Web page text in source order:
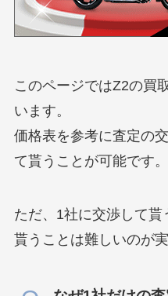
このページではZ2の買
います。
価格表を参考に査定の
て貰うことが可能です。
ただ、1社に交渉して
貰うことは難しいのが